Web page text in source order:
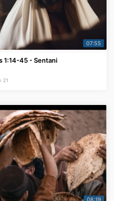
07:55
1:14-45 - Sentani
21
08:19